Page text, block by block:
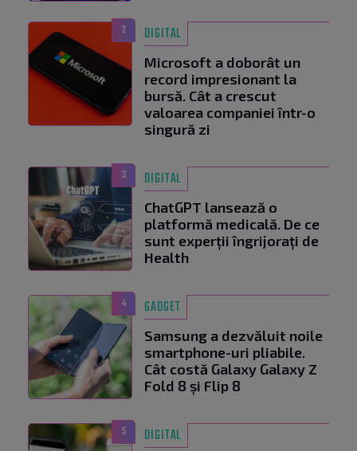
2 DIGITAL
Microsoft a doborât un
record impresionant la
bursă. Cât a crescut
valoarea companiei într-o
singură zi
3 DIGITAL
ChatGPT lansează o
platformă medicală. De ce
sunt experții îngrijorați de
Health
4 GADGET
Samsung a dezvăluit noile
smartphone-uri pliabile.
Cât costă Galaxy Galaxy Z
Fold 8 și Flip 8
5 DIGITAL